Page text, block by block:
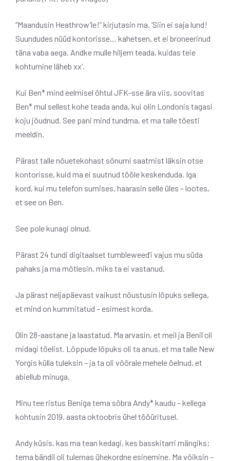
“Maandusin Heathrow’le!” kirjutasin ma. ‘Siin ei saja lund!
Suundudes nüüd kontorisse… kahetsen, et ei broneerinud
täna vaba aega. Andke mulle hiljem teada, kuidas teie
kohtumine läheb xx’.
Kui Ben* mind eelmisel õhtul JFK-sse ära viis, soovitas
Ben* mul sellest kohe teada anda, kui olin Londonis tagasi
koju jõudnud. See pani mind tundma, et ma talle tõesti
meeldin.
Pärast talle nõuetekohast sõnumi saatmist läksin otse
kontorisse, kuid ma ei suutnud tööle keskenduda. Iga
kord, kui mu telefon sumises, haarasin selle üles – lootes,
et see on Ben.
See pole kunagi olnud.
Pärast 24 tundi digitaalset tumbleweed’i vajus mu süda
pahaks ja ma mõtlesin, miks ta ei vastanud.
Ja pärast neljapäevast vaikust nõustusin lõpuks sellega,
et mind on kummitatud – esimest korda.
Olin 28-aastane ja laastatud. Ma arvasin, et meil ja Benil oli
midagi tõelist. Lõppude lõpuks oli ta anus, et ma talle New
Yorgis külla tuleksin – ja ta oli võõrale mehele öelnud, et
abiellub minuga.
Minu tee ristus Beniga tema sõbra Andy* kaudu – kellega
kohtusin 2019. aasta oktoobris ühel tööüritusel.
Andy küsis, kas ma tean kedagi, kes basskitarri mängiks;
tema bändil oli tulemas ühekordne esinemine. Ma võiksin –